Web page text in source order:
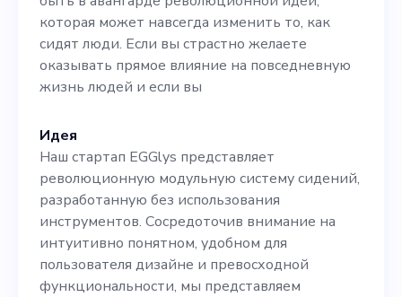
быть в авангарде
революционной идеи,
которая может навсегда
изменить то, как сидят
люди. Если вы страстно
желаете оказывать прямое
влияние на повседневную
жизнь людей и если вы
которая может навсегда изменить то, как
сидят люди. Если вы страстно желаете
оказывать прямое влияние на повседневную
жизнь людей и если вы
Идея
Наш стартап EGGlys представляет
революционную модульную систему сидений,
разработанную без использования
инструментов. Сосредоточив внимание на
интуитивно понятном, удобном для
пользователя дизайне и превосходной
функциональности, мы представляем